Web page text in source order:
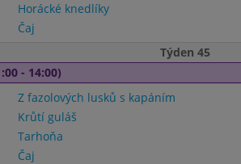
Horácké knedlíky
Čaj
Týden 45
- 14:00)
Z fazolových lusků s kapáním
Krůtí guláš
Tarhoňa
Čaj